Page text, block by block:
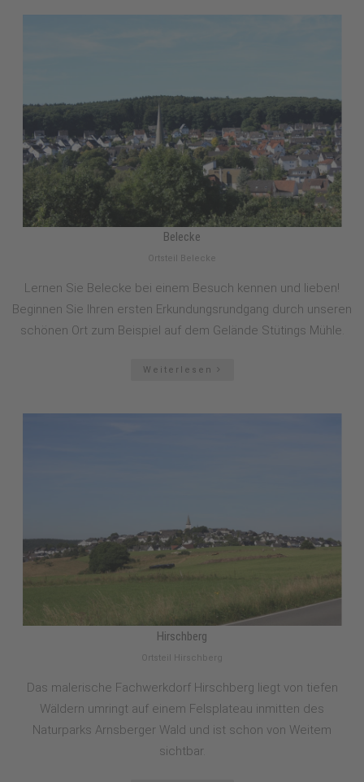
Belecke
Ortsteil Belecke
Lernen Sie Belecke bei einem Besuch kennen und lieben!
Beginnen Sie Ihren ersten Erkundungsrundgang durch unseren
schönen Ort zum Beispiel auf dem Gelände Stütings Mühle.
Weiterlesen
Hirschberg
Ortsteil Hirschberg
Das malerische Fachwerkdorf Hirschberg liegt von tiefen
Wäldern umringt auf einem Felsplateau inmitten des
Naturparks Arnsberger Wald und ist schon von Weitem
sichtbar.